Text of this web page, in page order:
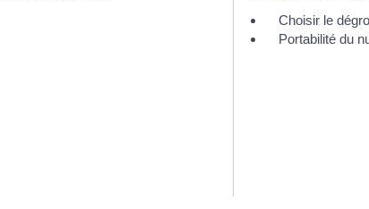
Choisir le
Portabilité du